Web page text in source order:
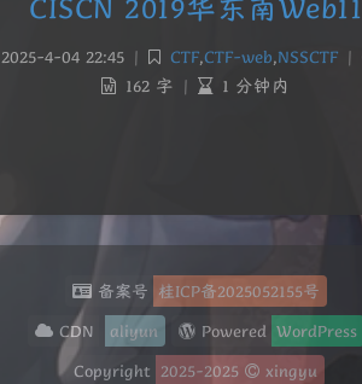
CISCN 2019华东南Web11
2025-4-04 22:45 | CTF,CTF-web,NSSCTF |
162 字 | 1 分钟内
备案号 桂ICP备2025052155号
CDN
aliyun Powered WordPress
Copyright 2025-2025
xingyu